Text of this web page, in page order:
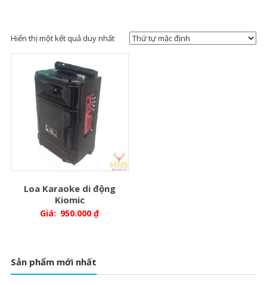
Hiển thị một kết quả duy nhất
Loa Karaoke di động
Kiomic
Giá: 950.000₫
Sản phẩm mới nhất